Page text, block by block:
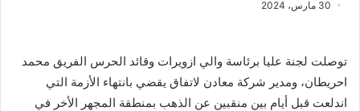
30 مارس، 2024
توصلت لجنة عليا برئاسة والي ازويرات وقائد الحرس الفريق محمد
احريطان، ومدير شركة معادن لاتفاق يقضي بانتهاء الأزمة التي
اندلعت قبل أيام بين منقبين عن الذهب بمنطقة المجهر الأخر في